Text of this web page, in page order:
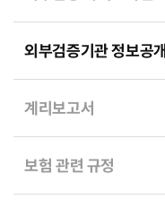
외부검증기관 정보공개
계리보고서
보험 관련 규정